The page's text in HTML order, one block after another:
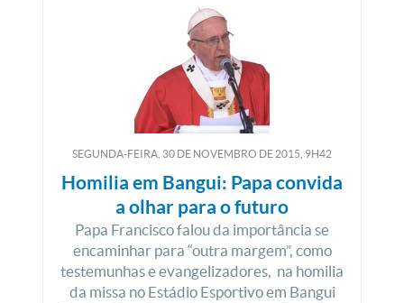
SEGUNDA-FEIRA, 30 DE NOVEMBRO DE 2015, 9H42
Homilia em Bangui: Papa convida
a olhar para o futuro
Papa Francisco falou da importância se
encaminhar para “outra margem”, como
testemunhas e evangelizadores, na homilia
da missa no Estádio Esportivo em Bangui